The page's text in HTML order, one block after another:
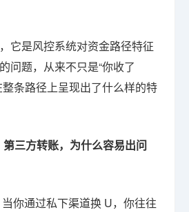
它是风控系统对资金路径特征
问题，从来不只是“你收了
条路径上呈现出了什么样的特
三方转账，为什么容易出问
当你通过私下渠道换 U，你往往